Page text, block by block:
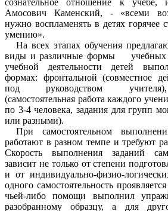
сознательное отношение к
Амосович Каменский, - «всеми
нужно воспламенять в детях горячее
умению».
На всех этапах обучения
виды и различные формы учебных
учебной деятельности детей
формах: фронтальной (совместное
под руководством
(самостоятельная работа каждого
по 3-4 человека, задания для групп
или разными).
При самостоятельном
работают в разном темпе и требуют
Скорость выполнения заданий
зависит не только от степени
и от индивидуально-физио-
одного самостоятельность
чьей-либо помощи выполнил
разобранному образцу, а для